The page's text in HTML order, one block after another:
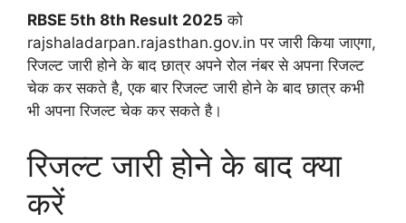
RBSE 5th 8th Result 2025 को
rajshaladarpan.rajasthan.gov.in पर जारी किया जाएगा,
रिजल्ट जारी होने के बाद छात्र अपने रोल नंबर से अपना रिजल्ट
चेक कर सकते है, एक बार रिजल्ट जारी होने के बाद छात्र कभी
भी अपना रिजल्ट चेक कर सकते है।
रिजल्ट जारी होने के बाद क्या
करें